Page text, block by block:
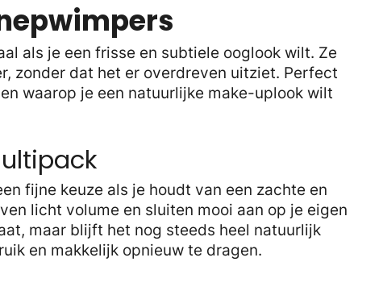
als je een frisse en subtiele ooglook wilt. Ze
zonder dat het er overdreven uitziet. Perfect
waarop je een natuurlijke make-uplook wilt
fijne keuze als je houdt van een zachte en
licht volume en sluiten mooi aan op je eigen
maar blijft het nog steeds heel natuurlijk
en makkelijk opnieuw te dragen.